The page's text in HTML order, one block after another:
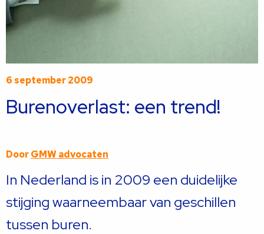
6 september 2009
Burenoverlast: een trend!
DoorGMW advocaten
In Nederland is in 2009 een duidelijke
stijging waarneembaar van geschillen
tussen buren.